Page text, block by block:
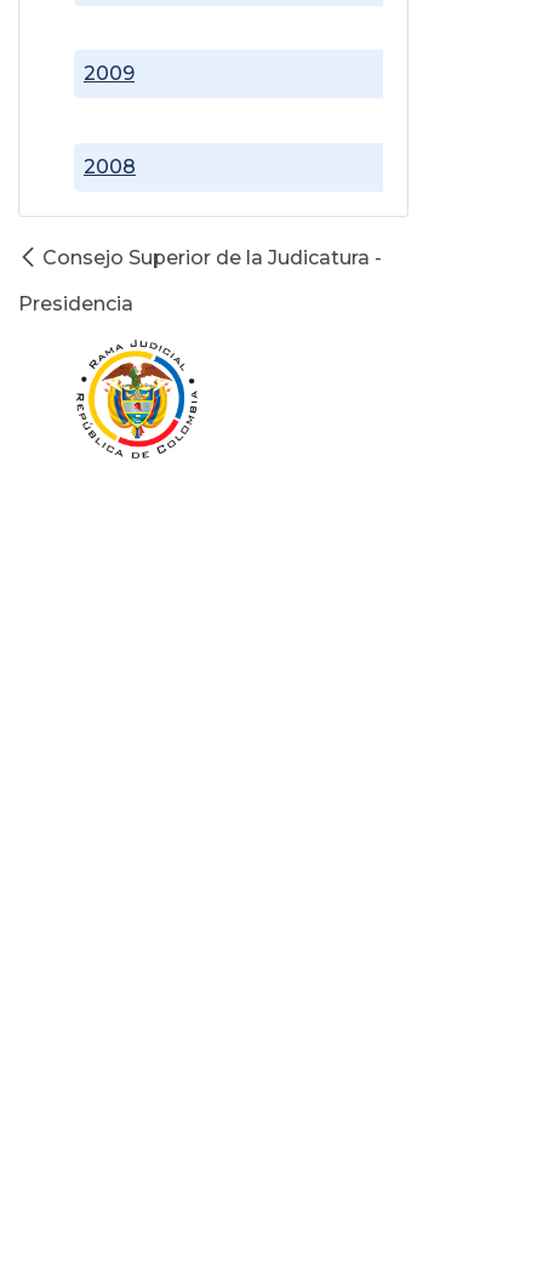
2008
2009
Consejo Superior de la Judicatura -
Presidencia